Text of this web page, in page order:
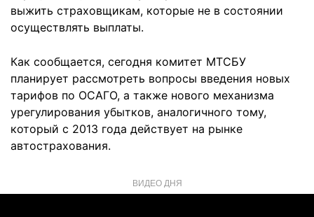
выжить страховщикам, которые не в состоянии
осуществлять выплаты.
Как сообщается, сегодня комитет МТСБУ
планирует рассмотреть вопросы введения новых
тарифов по ОСАГО, а также нового механизма
урегулирования убытков, аналогичного тому,
который с 2013 года действует на рынке
автострахования.
ВИДЕО ДНЯ